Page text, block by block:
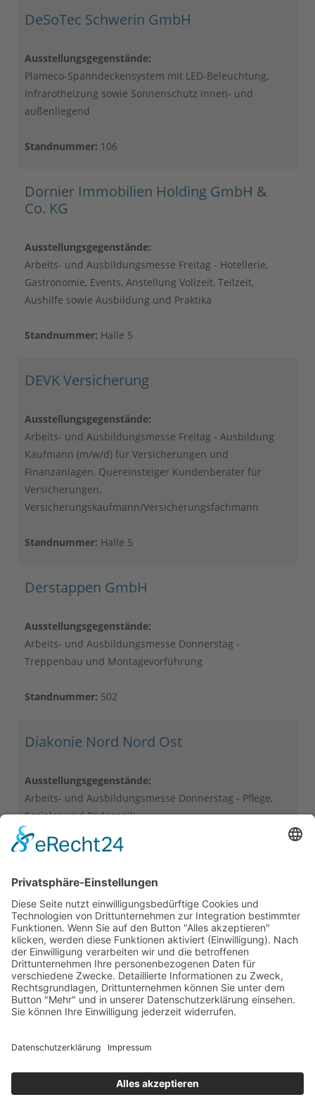
DeSoTec Schwerin GmbH
Ausstellungsgegenstände:
Plameco-Spanndeckensystem mit LED-Beleuchtung,
Infrarotheizung sowie Sonnenschutz innen- und
außenliegend
Standnummer: 106
Dornier Immobilien Holding GmbH &
Co. KG
Ausstellungsgegenstände:
Arbeits- und Ausbildungsmesse Freitag - Hotellerie,
Gastronomie, Events, Anstellung Vollzeit, Teilzeit,
Aushilfe sowie Ausbildung und Praktika
Standnummer: Halle 5
DEVK Versicherung
Ausstellungsgegenstände:
Arbeits- und Ausbildungsmesse Freitag - Ausbildung
Kaufmann (m/w/d) für Versicherungen und
Finanzanlagen, Quereinsteiger Kundenberater für
Versicherungen,
Versicherungskaufmann/Versicherungsfachmann
Standnummer: Halle 5
Derstappen GmbH
Ausstellungsgegenstände:
Arbeits- und Ausbildungsmesse Donnerstag -
Treppenbau und Montagevorführung
Standnummer: 502
Diakonie Nord Nord Ost
Ausstellungsgegenstände:
Arbeits- und Ausbildungsmesse Donnerstag - Pflege,
Soziales und Pädagogik
Standnummer:503
Verkaufsshow. Eventprogramm.
Innovationscharakter.
© 2026 Das AgenturHaus GmbH .Impressum. Datenschutz
Warnhinweis.Social Media